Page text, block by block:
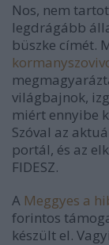
Nos, nem
legdrágább
büszke címét.
világbajnok,
miért ennyibe
Szóval az
portál, és az
FIDESZ.
A Meggyes a
forintos
készült el.